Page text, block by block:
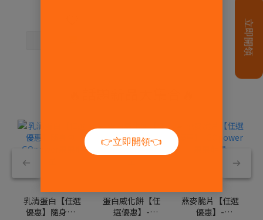
乳清蛋白【任選
優惠】隨身包-
蛋白威化餅【任
選優惠】-
燕麥脆片【任選
優惠】-